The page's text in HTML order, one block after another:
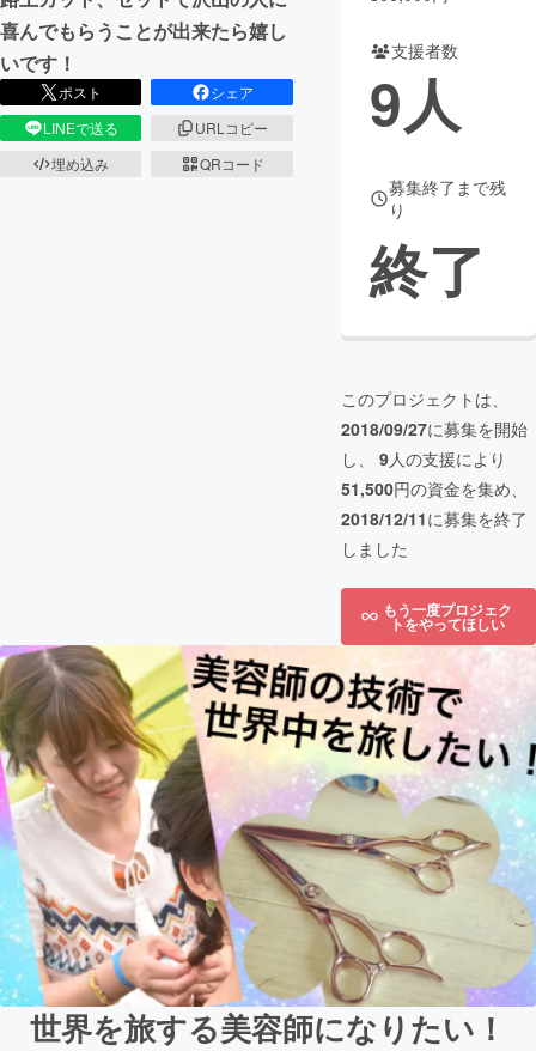
まちづくり・地域活性化
CAMPFIRE for Social Good CAMPFIRE Creation
CAMPFIREふるさと納税
コミュニティ
喜んでもらうことが出来たら嬉し
いです！
ポスト
シェア
LINEで送る
URLコピー
埋め込み
QRコード
支援者数
9人
募集終了まで残
り
終了
このプロジェクトは、
2018/09/27に募集を開始
し、 9人の支援により
51,500円の資金を集め、
2018/12/11に募集を終了
しました
もう一度プロジェク
トをやってほしい
世界を旅する美容師になりたい！